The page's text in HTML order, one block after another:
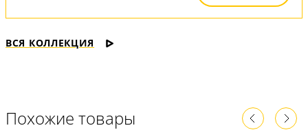
ВСЯ КОЛЛЕКЦИЯ
Похожие товары